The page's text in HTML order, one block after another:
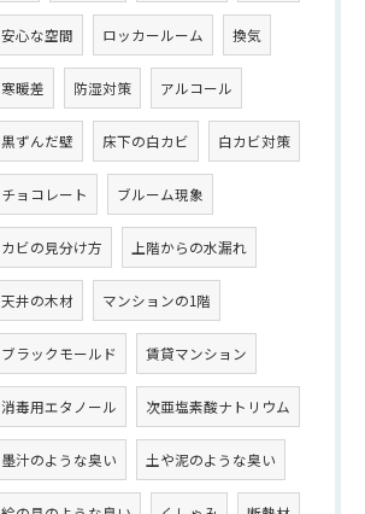
安心な空間 ロッカールーム 換気
寒暖差 防湿対策 アルコール
黒ずんだ壁 床下の白カビ 白カビ対策
チョコレート ブルーム現象
カビの見分け方 上階からの水漏れ
天井の木材 マンションの1階
ブラックモールド 賃貸マンション
消毒用エタノール 次亜塩素酸ナトリウム
墨汁のような臭い 土や泥のような臭い